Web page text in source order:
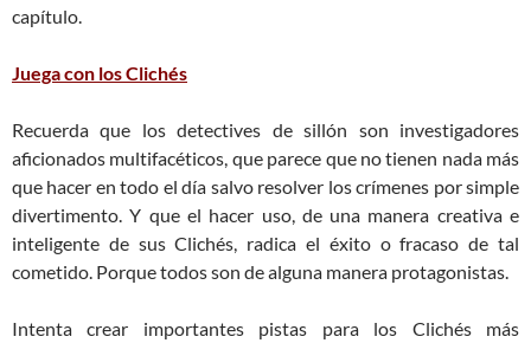
capítulo.
Juega con los Clichés
Recuerda que los detectives de sillón son investigadores
aficionados multifacéticos, que parece que no tienen nada más
que hacer en todo el día salvo resolver los crímenes por simple
divertimento. Y que el hacer uso, de una manera creativa e
inteligente de sus Clichés, radica el éxito o fracaso de tal
cometido. Porque todos son de alguna manera protagonistas.
Intenta crear importantes pistas para los Clichés más